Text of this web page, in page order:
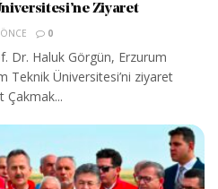
Ziyaret
0
Dr. Haluk Görgün, Erzurum
Teknik Üniversitesi’ni ziyaret
Çakmak...